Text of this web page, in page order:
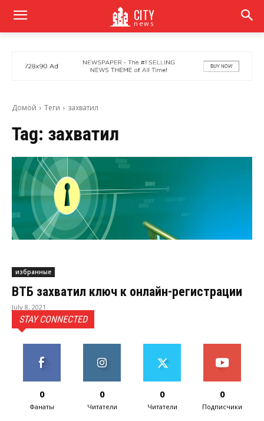
CITY
news
Домой Теги захватил
Tag: захватил
избранные
ВТБ захватил ключ к онлайн-регистрации
July 8, 2021
STAY CONNECTED
0
Фанаты
0
Читатели
0
Читатели
0
Подписчики